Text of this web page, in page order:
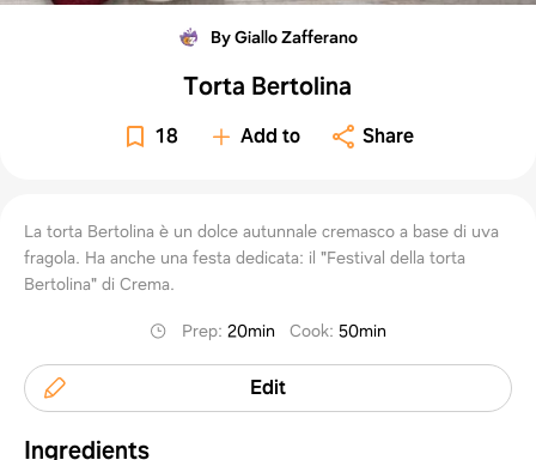
By Giallo Zafferano
Torta Bertolina
18 Add to Share
La torta Bertolina è un dolce autunnale cremasco a base di uva
fragola. Ha anche una festa dedicata: il "Festival della torta
Bertolina" di Crema.
Prep:20min Cook:50min
Edit
Ingredients